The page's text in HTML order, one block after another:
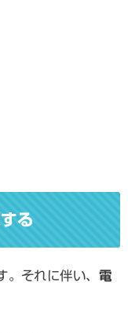
る
それに伴い、 電